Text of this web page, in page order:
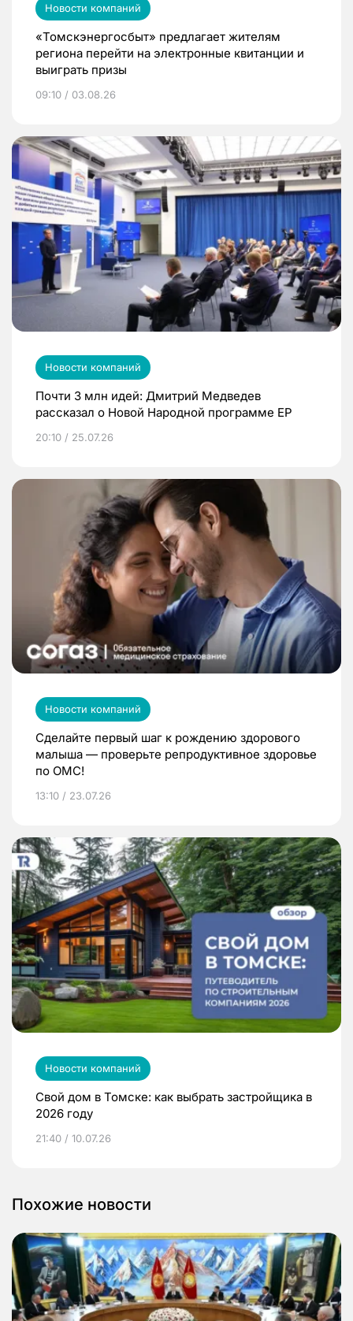
Новости компаний
«Томскэнергосбыт» предлагает жителям
региона перейти на электронные квитанции и
выиграть призы
09:10 / 03.08.26
Новости компаний
Почти 3 млн идей: Дмитрий Медведев
рассказал о Новой Народной программе ЕР
20:10 / 25.07.26
Новости компаний
Сделайте первый шаг к рождению здорового
малыша — проверьте репродуктивное здоровье
по ОМС!
13:10 / 23.07.26
Новости компаний
Свой дом в Томске: как выбрать застройщика в
2026 году
21:40 / 10.07.26
Похожие новости